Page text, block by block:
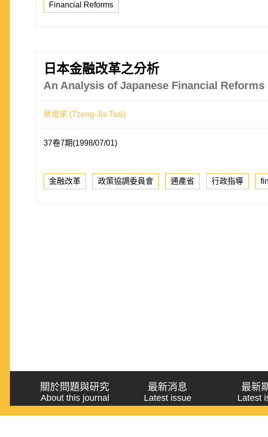
Financial Reforms
日本金融改革之分析
An Analysis of Japanese Financial Reforms
蔡增家 (Tzeng-Jia Tsai)
37卷7期(1998/07/01)
金融改革 政策協調委員會 通產省 行政指導
關於問題與研究
About this journal
最新消息
Latest issue
最新
Latest